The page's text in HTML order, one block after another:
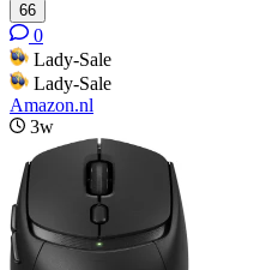
66
0
Lady-Sale
Lady-Sale
Amazon.nl
3w